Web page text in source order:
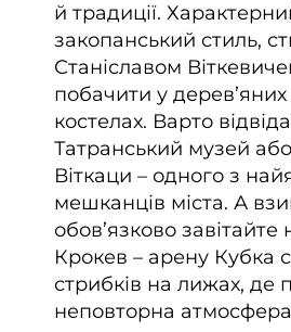
й традиції.
закопанський стиль,
Станіславом
побачити у дерев’яних
костелах. Варто
Татранський музей
Віткаци – одного з
мешканців міста. А
обов’язково
Крокев – арену Кубка
стрибків на лижах, де
неповторна